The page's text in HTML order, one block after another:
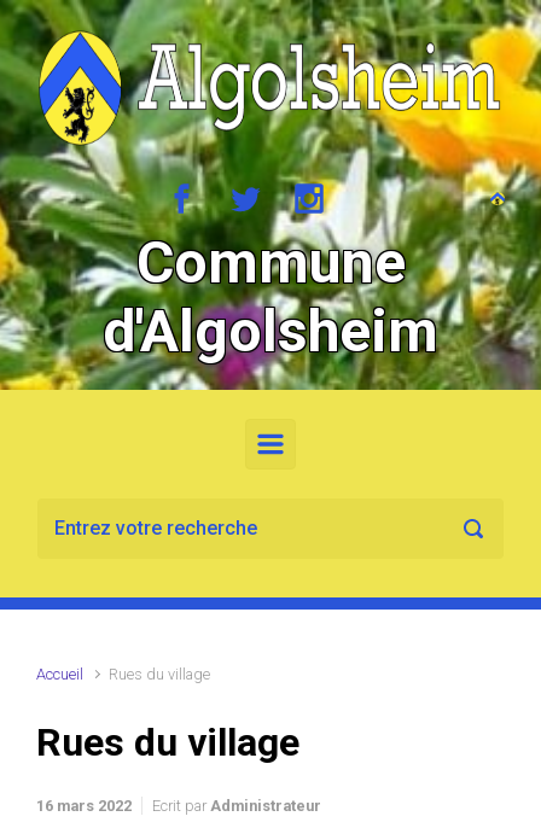
Skip to main content
Commune
d'Algolsheim
Accueil Rues du village
Rues du village
16 mars 2022 Ecrit par Administrateur